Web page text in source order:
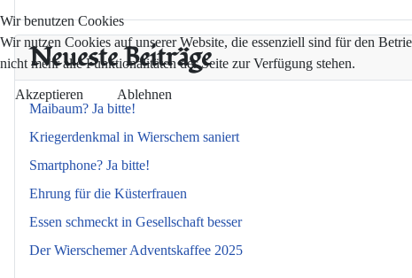
Neueste Beiträge
Maibaum? Ja bitte!
Kriegerdenkmal in Wierschem saniert
Smartphone? Ja bitte!
Ehrung für die Küsterfrauen
Essen schmeckt in Gesellschaft besser
Der Wierschemer Adventskaffee 2025
Wir benutzen Cookies
Wir nutzen Cookies auf unserer Website, die essenziell sind für den
nicht mehr alle Funktionalitäten der Seite zur Verfügung stehen.
Akzeptieren Ablehnen